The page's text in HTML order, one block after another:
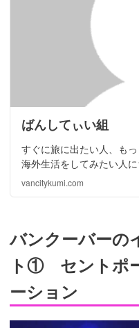
ばんしてぃい組
すぐに旅に出たい人、も
海外生活をしてみたい人
vancitykumi.com
バンクーバーの
ト① セントポ
ーション